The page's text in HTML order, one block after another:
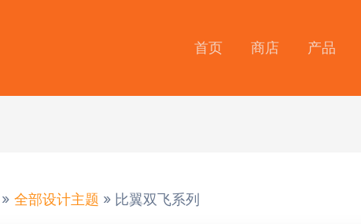
首页 商店 产品
全部设计主题 比翼双飞系列